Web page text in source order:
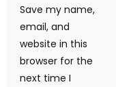
Save my name,
email, and
website in this
browser for the
next time I